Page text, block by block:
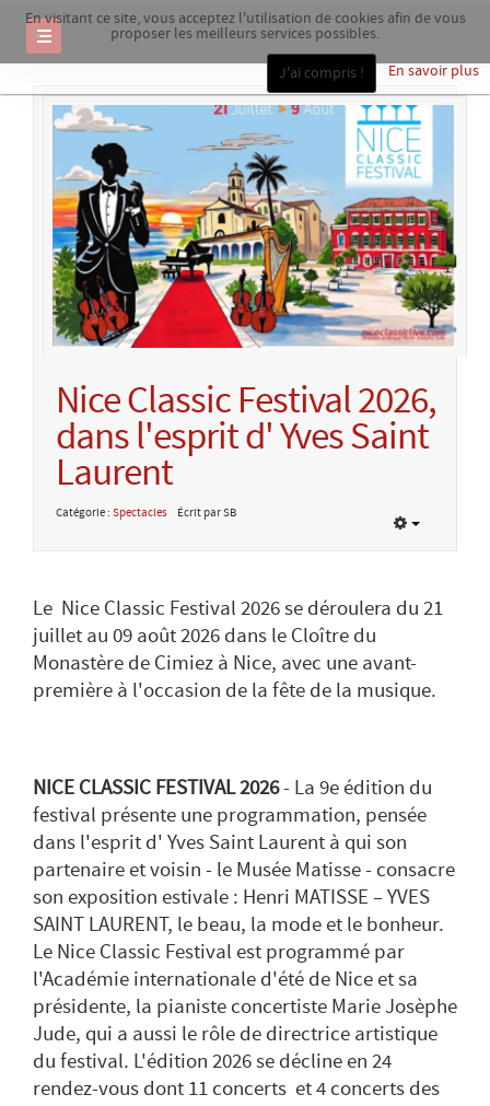
En visitant ce site, vous acceptez l'utilisation de cookies afin de vous
proposer les meilleurs services possibles.
En savoir plus
J'ai compris !
Nice Classic Festival 2026,
dans l'esprit d' Yves Saint
Laurent
Catégorie : Spectacles Écrit par SB
Le Nice Classic Festival 2026 se déroulera du 21
juillet au 09 août 2026 dans le Cloître du
Monastère de Cimiez à Nice, avec une avant-
première à l'occasion de la fête de la musique.
NICE CLASSIC FESTIVAL 2026- La 9e édition du
festival présente une programmation, pensée
dans l'esprit d' Yves Saint Laurent à qui son
partenaire et voisin - le Musée Matisse - consacre
son exposition estivale : Henri MATISSE – YVES
SAINT LAURENT, le beau, la mode et le bonheur.
Le Nice Classic Festival est programmé par
l'Académie internationale d'été de Nice et sa
présidente, la pianiste concertiste Marie Josèphe
Jude, qui a aussi le rôle de directrice artistique
du festival. L'édition 2026 se décline en 24
rendez-vous dont 11 concerts et 4 concerts des